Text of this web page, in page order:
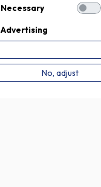
Necessary
Advertising
No, adjust